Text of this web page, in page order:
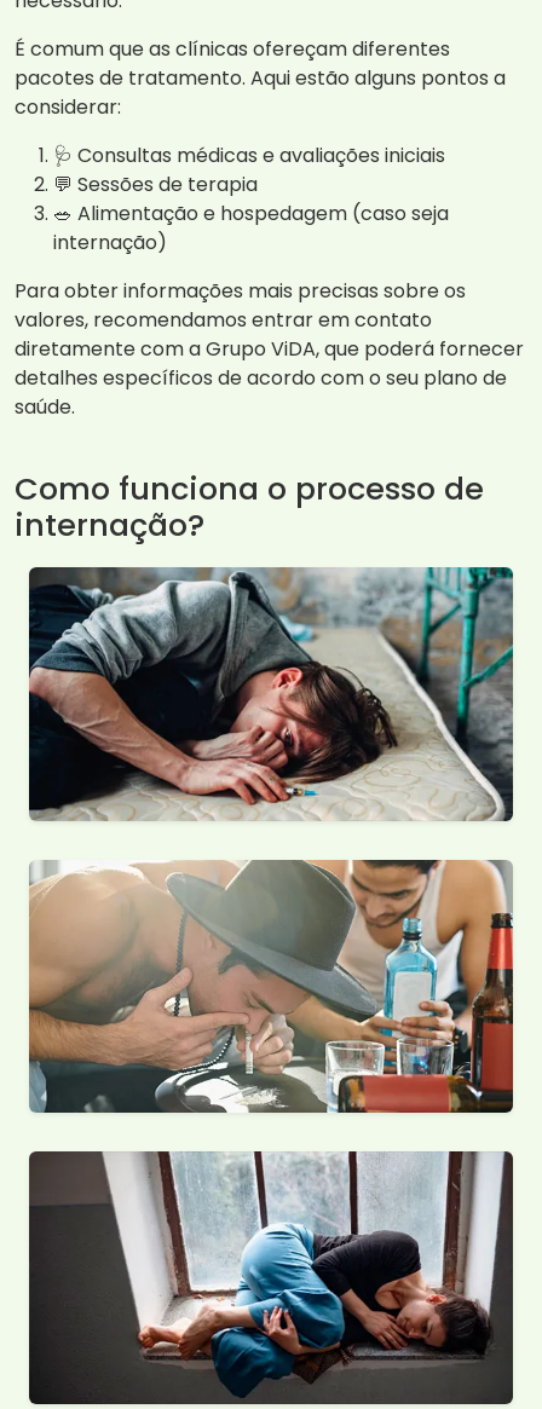
É comum que as clínicas ofereçam diferentes
pacotes de tratamento. Aqui estão alguns pontos a
considerar:
🩺 Consultas médicas e avaliações iniciais
💬 Sessões de terapia
🥗 Alimentação e hospedagem (caso seja
internação)
Para obter informações mais precisas sobre os
valores, recomendamos entrar em contato
diretamente com a Grupo ViDA, que poderá fornecer
detalhes específicos de acordo com o seu plano de
saúde.
Como funciona o processo de
internação?